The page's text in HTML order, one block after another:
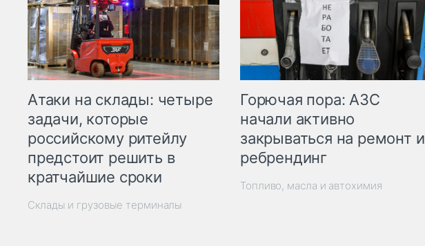
Атаки на склады: четыре
задачи, которые
российскому ритейлу
предстоит решить в
кратчайшие сроки
Склады и грузовые терминалы
Горючая пора: АЗС
начали активно
закрываться на ремонт и
ребрендинг
Топливо, масла и автохимия